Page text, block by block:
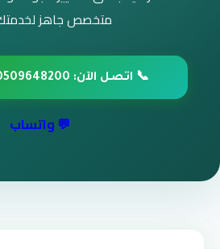
متخصص جاهز
📞 اتصل الآن: 0509648200
💬 واتساب